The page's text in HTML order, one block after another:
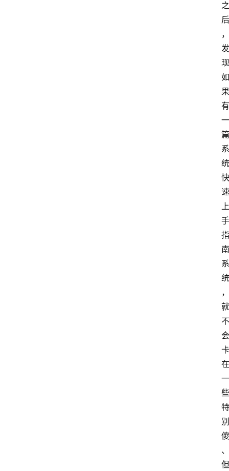
之
后
，
发
现
如
果
有
一
篇
系
统
快
速
上
手
指
南
系
统
，
就
不
会
卡
在
一
些
特
别
傻
、
但